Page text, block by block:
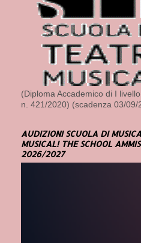
(Diploma Accademico di I livello
n. 421/2020) (scadenza 03/09/
AUDIZIONI SCUOLA DI
MUSICAL! THE SCHOOL
2026/2027